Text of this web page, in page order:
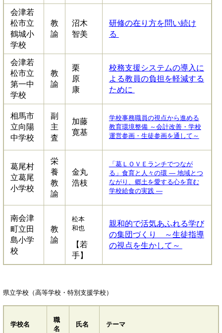
会津若
松市立
鶴城小
学校
教
諭
沼木
智美
研修の在り方を問い続け
る
会津若
松市立
第一中
学校
教
諭
栗
原
康
校務支援システムの導入に
よる教員の負担を軽減する
ために
相馬市
立向陽
中学校
副
主
査
加藤
寛基
学校事務職員の視点から進める
教育環境整備 ～会計改善・学校
運営参画・生徒参画を通して～
葛尾村
立葛尾
小学校
栄
養
教
諭
金丸
浩枝
「葛ＬＯＶＥランチでつなが
る」食育と人々の環 ― 地域とつ
ながり、郷土を愛する心を育む
学校給食の実践 ―
南会津
町立田
島小学
校
教
諭
松本
和也
【若
手】
親和的で活気あふれる学び
の集団づくり ～生徒指導
の視点を生かして～
県立学校（高等学校・特別支援学校）
学校名
職
名
氏名 テーマ